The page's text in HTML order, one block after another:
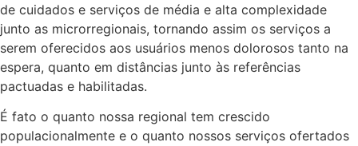
de cuidados e serviços de média e alta complexidade
junto as microrregionais, tornando assim os serviços a
serem oferecidos aos usuários menos dolorosos tanto na
espera, quanto em distâncias junto às referências
pactuadas e habilitadas.
É fato o quanto nossa regional tem crescido
populacionalmente e o quanto nossos serviços ofertados